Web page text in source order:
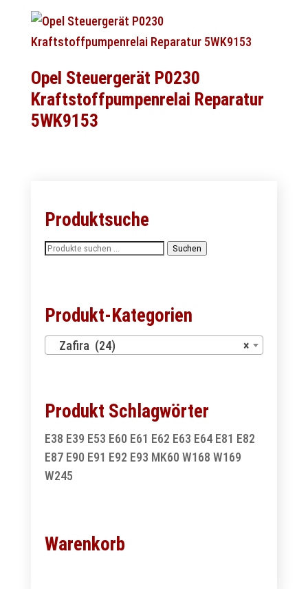
Opel Steuergerät P0230
Kraftstoffpumpenrelai Reparatur
5WK9153
Produktsuche
Suchen
Suchen
Produkt-Kategorien
×
Zafira (24)
Produkt Schlagwörter
E38 E39 E53 E60 E61 E62 E63 E64 E81 E82
E87 E90 E91 E92 E93 MK60 W168 W169
W245
Warenkorb